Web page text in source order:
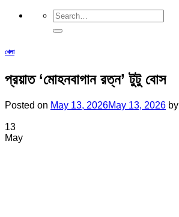
খেলা
প্রয়াত ‘মোহনবাগান রত্ন’ টুটু বোস
Posted on May 13, 2026May 13, 2026 by
13
May